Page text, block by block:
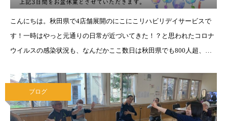
こんにちは。秋田県で4店舗展開のにこにこリハビリデイサービスで
す！一時はやっと元通りの日常が近づいてきた！？と思われたコロナ
ウイルスの感染状況も、なんだかここ数日は秋田県でも800人超、全
複雑な状況です
昨日・今日
ブログ